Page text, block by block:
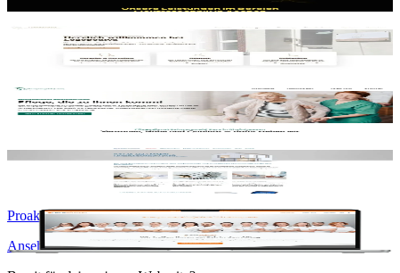
Logopediya Stella Polyak
Schwarzwald Care GbR
Hausverwaltung Tellmann
Proaktive Physiotherapie
Ansehen